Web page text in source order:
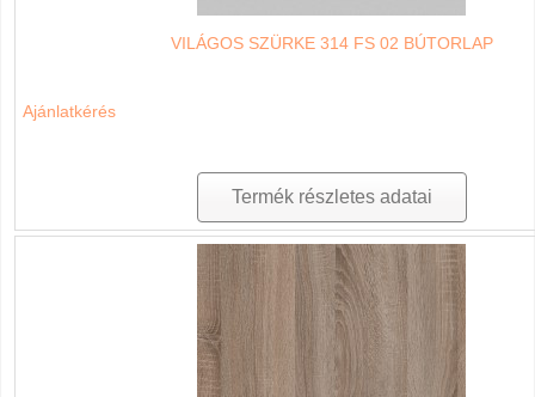
VILÁGOS SZÜRKE 314 FS 02 BÚTORLAP
Ajánlatkérés
Termék részletes adatai